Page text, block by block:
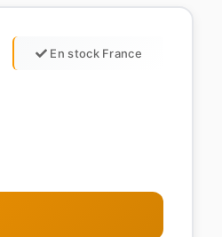
En stock France